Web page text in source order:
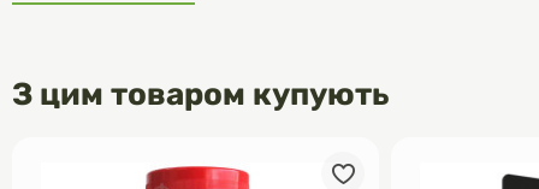
- Формула ІNTEGRAMIX: сушені томати, імбир, глід та банани
СКЛАД: борошно з ягнятини 26 %, рис 26 %, рис коричневий
не менше 4 %, ячмінь, жир з птиці (з додаванням
пивні, клітковина бурякова, насіння льону 1,09 %, мінерали,
З цим товаром купують